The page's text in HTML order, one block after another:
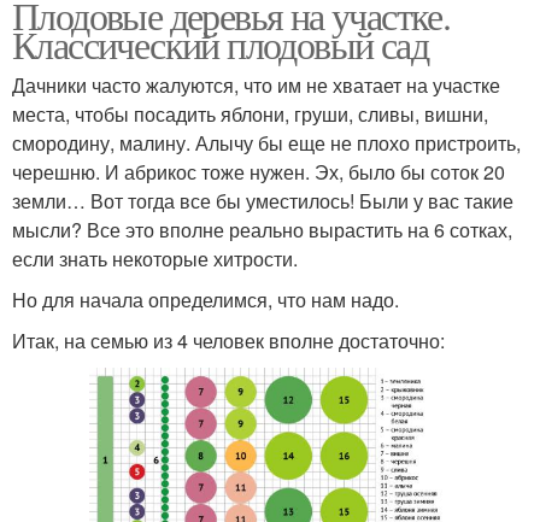
Плодовые деревья на участке.
Классический плодовый сад
Дачники часто жалуются, что им не хватает на участке
места, чтобы посадить яблони, груши, сливы, вишни,
смородину, малину. Алычу бы еще не плохо пристроить,
черешню. И абрикос тоже нужен. Эх, было бы соток 20
земли… Вот тогда все бы уместилось! Были у вас такие
мысли? Все это вполне реально вырастить на 6 сотках,
если знать некоторые хитрости.
Но для начала определимся, что нам надо.
Итак, на семью из 4 человек вполне достаточно: